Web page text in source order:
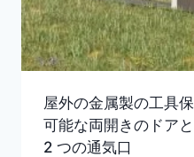
屋外の金属製の工具
可能な両開きのドア
2 つの通気口